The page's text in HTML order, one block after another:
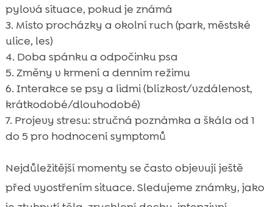
pylová situace, pokud je známá
Místo procházky a okolní ruch (park, městské
ulice, les)
Doba spánku a odpočinku psa
Změny v krmení a denním režimu
Interakce se psy a lidmi (blízkost/vzdálenost,
krátkodobé/dlouhodobé)
Projevy stresu: stručná poznámka a škála od 1
do 5 pro hodnocení symptomů
Nejdůležitější momenty se často objevují ještě
před vyostřením situace. Sledujeme známky, jako